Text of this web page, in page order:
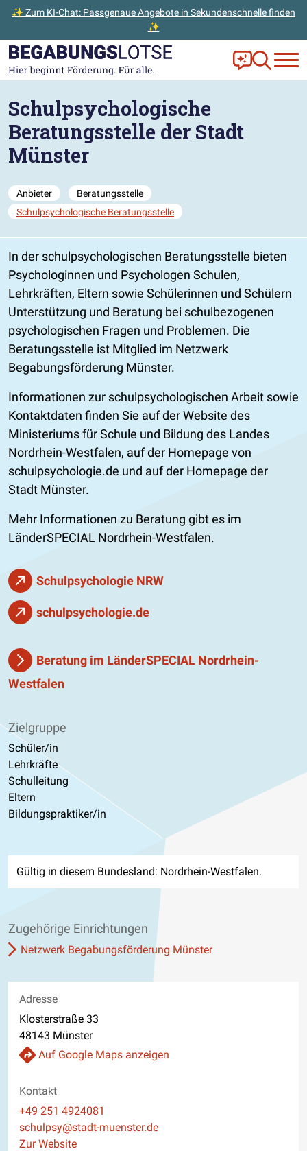
✨ Zum KI-Chat: Passgenaue Angebote in Sekundenschnelle finden
✨
Zum Hauptinhalt der Seite springen
Zur Startseite gehen Frag Ella!
Zur
Schulpsychologische
Beratungsstelle der Stadt
Münster
Anbieter
Beratungsstelle
Schulpsychologische Beratungsstelle
In der schulpsychologischen Beratungsstelle bieten
Psychologinnen und Psychologen Schulen,
Lehrkräften, Eltern sowie Schülerinnen und Schülern
Unterstützung und Beratung bei schulbezogenen
psychologischen Fragen und Problemen. Die
Beratungsstelle ist Mitglied im Netzwerk
Begabungsförderung Münster.
Informationen zur schulpsychologischen Arbeit sowie
Kontaktdaten finden Sie auf der Website des
Ministeriums für Schule und Bildung des Landes
Nordrhein-Westfalen, auf der Homepage von
schulpsychologie.de und auf der Homepage der
Stadt Münster.
Mehr Informationen zu Beratung gibt es im
LänderSPECIAL Nordrhein-Westfalen.
Schulpsychologie NRW
schulpsychologie.de
Beratung im LänderSPECIAL Nordrhein-
Westfalen
Zielgruppe
Schüler/in
Lehrkräfte
Schulleitung
Eltern
Bildungspraktiker/in
Gültig in diesem Bundesland: Nordrhein-Westfalen.
Zugehörige Einrichtungen
Netzwerk Begabungsförderung Münster
Adresse
Klosterstraße 33
48143 Münster
Auf Google Maps anzeigen
Kontakt
Telefon
+49 251 4924081
E-Mail
schulpsy@stadt-muenster.de
Website
Zur Website